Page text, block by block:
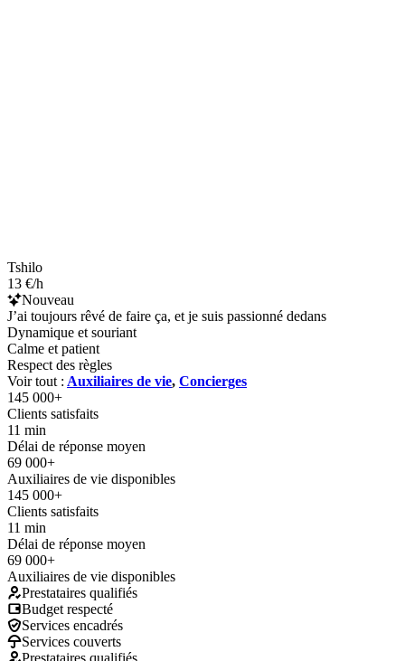
Tshilo
13 €/h
Nouveau
J’ai toujours rêvé de faire ça, et je suis passionné dedans
Dynamique et souriant
Calme et patient
Respect des règles
Voir tout : Auxiliaires de vie, Concierges
145 000+
Clients satisfaits
11 min
Délai de réponse moyen
69 000+
Auxiliaires de vie disponibles
145 000+
Clients satisfaits
11 min
Délai de réponse moyen
69 000+
Auxiliaires de vie disponibles
Prestataires qualifiés
Budget respecté
Services encadrés
Services couverts
Prestataires qualifiés